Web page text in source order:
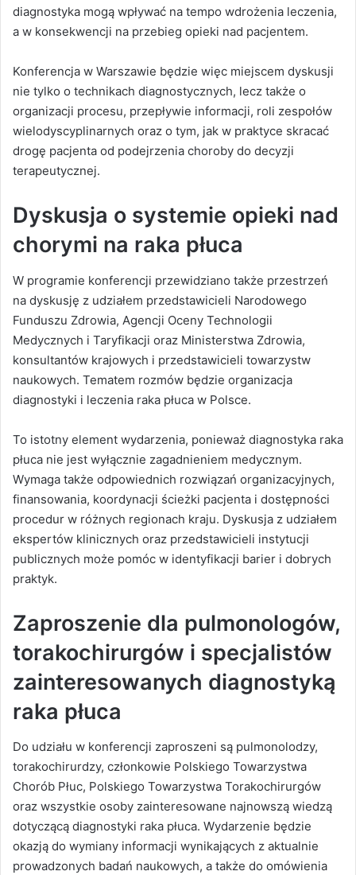
diagnostyka mogą wpływać na tempo wdrożenia leczenia,
a w konsekwencji na przebieg opieki nad pacjentem.
Konferencja w Warszawie będzie więc miejscem dyskusji
nie tylko o technikach diagnostycznych, lecz także o
organizacji procesu, przepływie informacji, roli zespołów
wielodyscyplinarnych oraz o tym, jak w praktyce skracać
drogę pacjenta od podejrzenia choroby do decyzji
terapeutycznej.
Dyskusja o systemie opieki nad
chorymi na raka płuca
W programie konferencji przewidziano także przestrzeń
na dyskusję z udziałem przedstawicieli Narodowego
Funduszu Zdrowia, Agencji Oceny Technologii
Medycznych i Taryfikacji oraz Ministerstwa Zdrowia,
konsultantów krajowych i przedstawicieli towarzystw
naukowych. Tematem rozmów będzie organizacja
diagnostyki i leczenia raka płuca w Polsce.
To istotny element wydarzenia, ponieważ diagnostyka raka
płuca nie jest wyłącznie zagadnieniem medycznym.
Wymaga także odpowiednich rozwiązań organizacyjnych,
finansowania, koordynacji ścieżki pacjenta i dostępności
procedur w różnych regionach kraju. Dyskusja z udziałem
ekspertów klinicznych oraz przedstawicieli instytucji
publicznych może pomóc w identyfikacji barier i dobrych
praktyk.
Zaproszenie dla pulmonologów,
torakochirurgów i specjalistów
zainteresowanych diagnostyką
raka płuca
Do udziału w konferencji zaproszeni są pulmonolodzy,
torakochirurdzy, członkowie Polskiego Towarzystwa
Chorób Płuc, Polskiego Towarzystwa Torakochirurgów
oraz wszystkie osoby zainteresowane najnowszą wiedzą
dotyczącą diagnostyki raka płuca. Wydarzenie będzie
okazją do wymiany informacji wynikających z aktualnie
prowadzonych badań naukowych, a także do omówienia